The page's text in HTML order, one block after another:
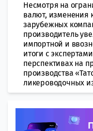
Несмотря на
валют, изменения
зарубежных
производитель
импортной и
итоги с
перспективах на
производства
ликероводочных